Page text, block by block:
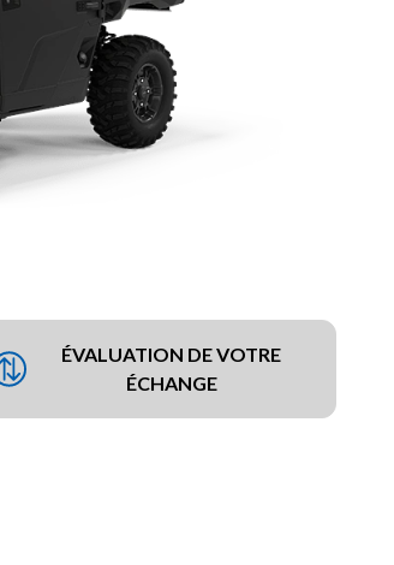
ÉVALUATION DE VOTRE
ÉCHANGE